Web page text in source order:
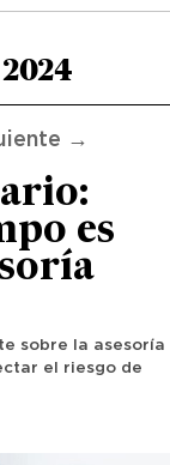
→
es
sobre la asesoría
el riesgo de